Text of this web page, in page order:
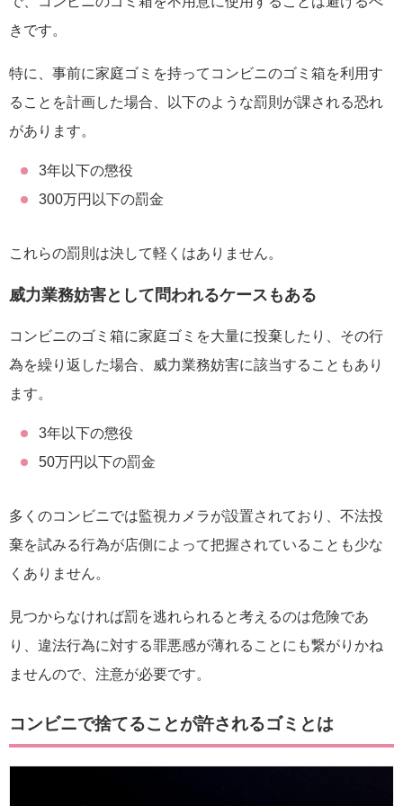
きです。
特に、事前に家庭ゴミを持ってコンビニのゴミ箱を利用す
ることを計画した場合、以下のような罰則が課される恐れ
があります。
3年以下の懲役
300万円以下の罰金
これらの罰則は決して軽くはありません。
威力業務妨害として問われるケースもある
コンビニのゴミ箱に家庭ゴミを大量に投棄したり、その行
為を繰り返した場合、威力業務妨害に該当することもあり
ます。
3年以下の懲役
50万円以下の罰金
多くのコンビニでは監視カメラが設置されており、不法投
棄を試みる行為が店側によって把握されていることも少な
くありません。
見つからなければ罰を逃れられると考えるのは危険であ
り、違法行為に対する罪悪感が薄れることにも繋がりかね
ませんので、注意が必要です。
コンビニで捨てることが許されるゴミとは